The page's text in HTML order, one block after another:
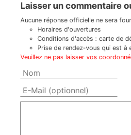
Laisser un commentaire
Aucune réponse officielle ne sera
Horaires d'ouvertures
Conditions d'accès : carte de
Prise de rendez-vous qui est à
Veuillez ne pas laisser vos